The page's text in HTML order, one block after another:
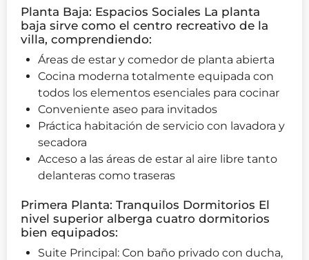
Planta Baja: Espacios Sociales La planta
baja sirve como el centro recreativo de la
villa, comprendiendo:
Áreas de estar y comedor de planta abierta
Cocina moderna totalmente equipada con
todos los elementos esenciales para cocinar
Conveniente aseo para invitados
Práctica habitación de servicio con lavadora y
secadora
Acceso a las áreas de estar al aire libre tanto
delanteras como traseras
Primera Planta: Tranquilos Dormitorios El
nivel superior alberga cuatro dormitorios
bien equipados:
Suite Principal: Con baño privado con ducha,